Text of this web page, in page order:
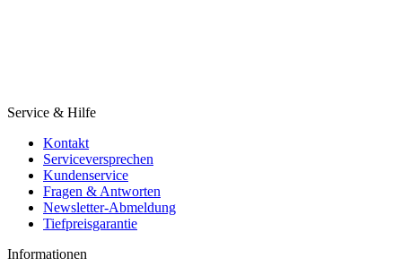
Service & Hilfe
Kontakt
Serviceversprechen
Kundenservice
Fragen & Antworten
Newsletter-Abmeldung
Tiefpreisgarantie
Informationen